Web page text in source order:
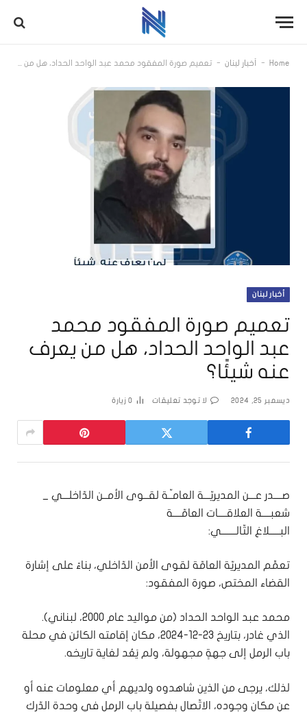
Home
- أخبار لبنان - تعميم صورة المفقود محمد عبد الواحد الحداد، هل من يعرف عنه شيئًا؟
أخبار لبنان
تعميم صورة المفقود محمد
عبد الواحد الحداد، هل من يعرف
عنه شيئًا؟
ديسمبر 25, 2024 لا توجد تعليقات 0 زيارة
صــــدر عـــن المديريّـــة العامـّـة لقــوى الأمــن الدّاخلـــي _
شعبــــة العلاقــــات العامّــــة
البـــــلاغ التّالـــــــي:
تعمِّم المديريّة العامّة لقوى الأمن الدّاخلي، بناءً على إشارة
القضاء المختص، صورة المفقود:
محمد عبد الواحد الحداد (من مواليد عام 2000، لبناني).
الذي غادر، بتاريخ 23-12-2024، مكان إقامته الكائن في محلة
باب الرمل إلى جهةٍ مجهولة، ولم يَعُد لغاية تاريخه.
لذلك، يرجى من الذين شاهدوه ولديهم أي معلومات عنه أو
عن مكان وجوده، الاتّصال بفصيلة باب الرمل في وحدة الدّرك